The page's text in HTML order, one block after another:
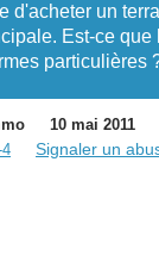
d'acheter un
Est-ce que
particulières
10 mai 2011
Signaler un